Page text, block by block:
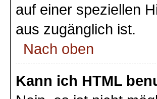
auf einer speziellen
aus zugänglich ist.
Nach oben
Kann ich HTML